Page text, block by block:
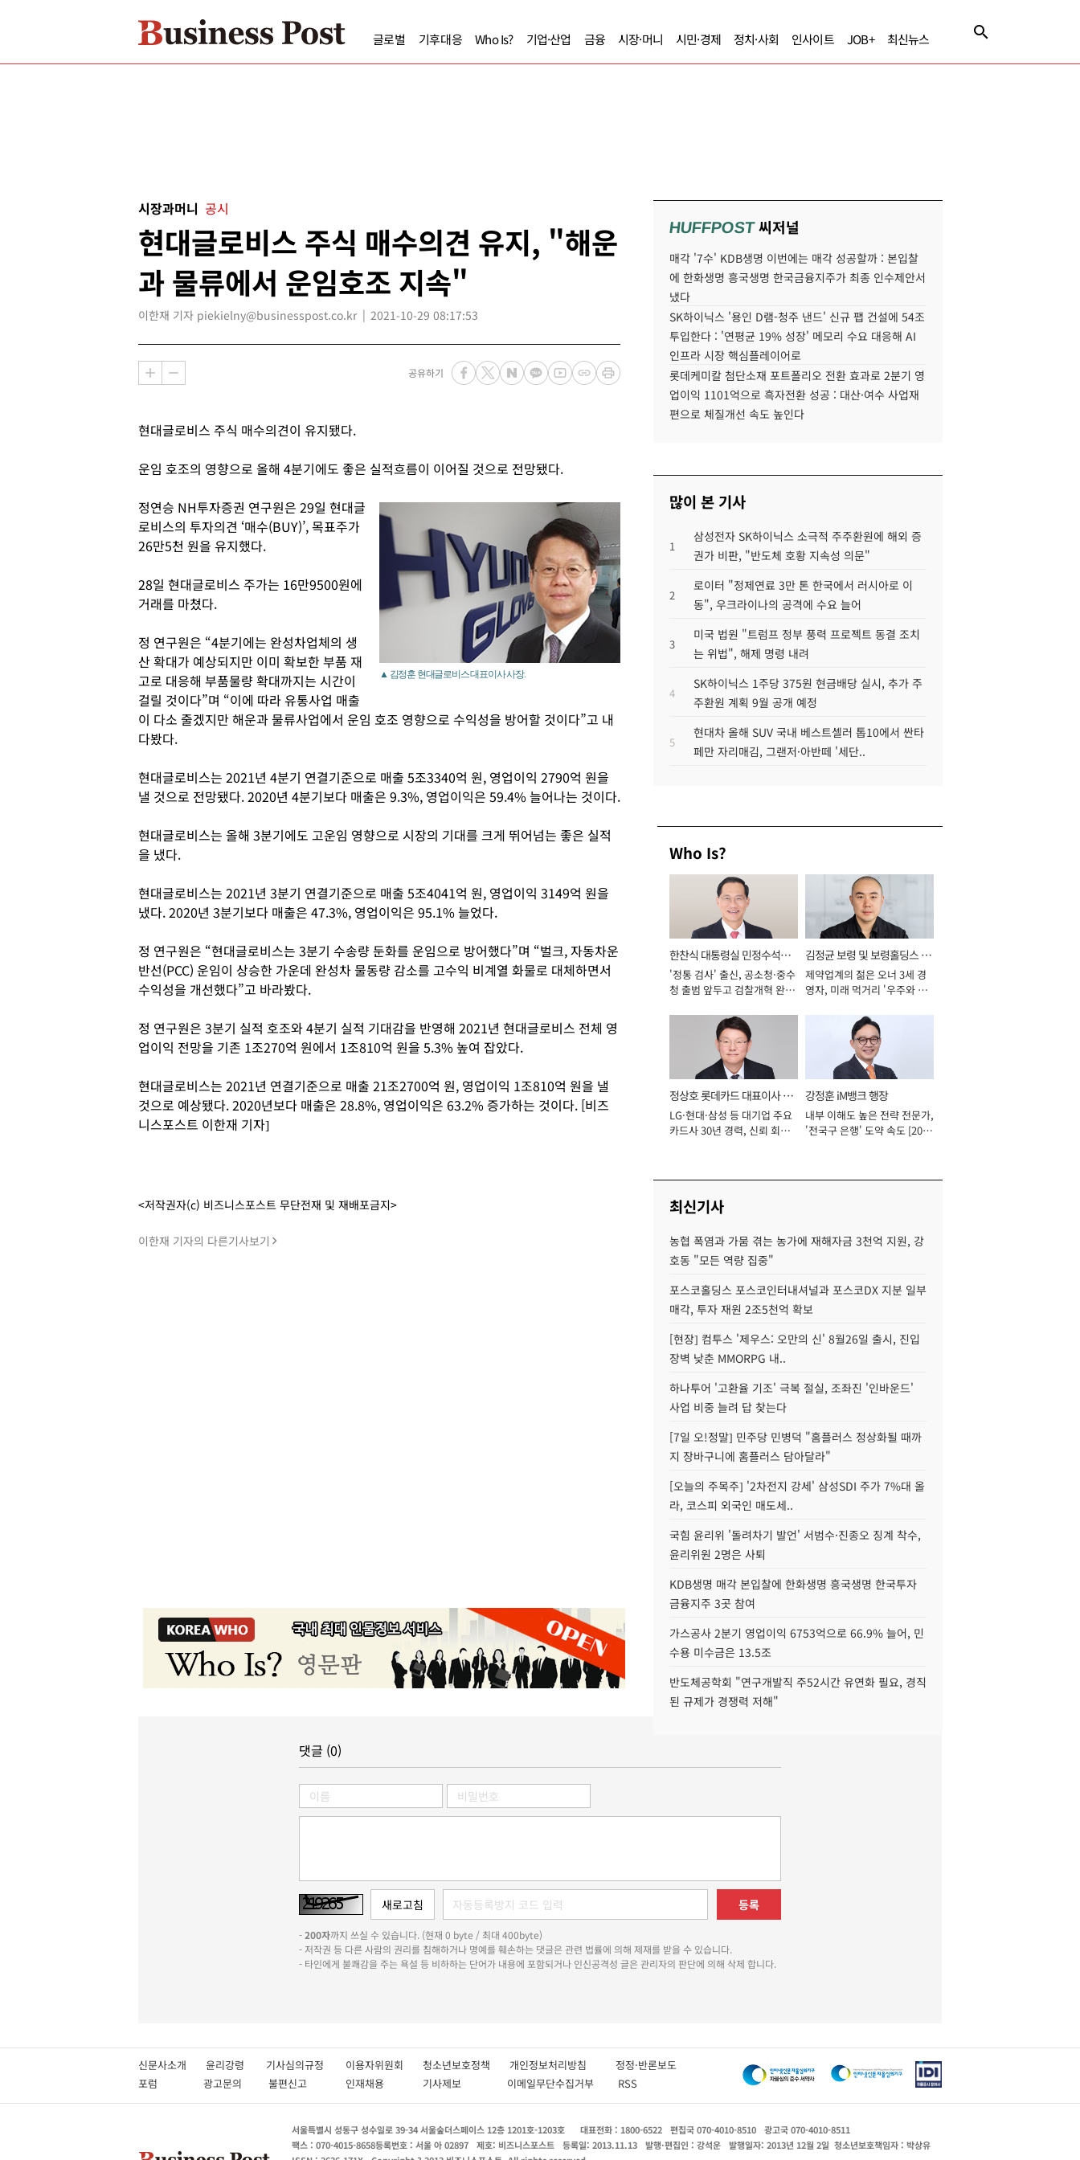
글로벌 기후대응 Who Is? 기업·산업 금융 시장·머니 시민·경제 정치·사회 인사이트 JOB+ 최신뉴스
시장과머니 공시
현대글로비스 주식 매수의견 유지, "해운
과 물류에서 운임호조 지속"
이한재 기자 piekielny@businesspost.co.kr 2021-10-29 08:17:53
공유하기
현대글로비스 주식 매수의견이 유지됐다.
운임 호조의 영향으로 올해 4분기에도 좋은 실적흐름이 이어질 것으로 전망됐다.
▲ 김정훈 현대글로비스 대표이사 사장.
정연승 NH투자증권 연구원은 29일 현대글
로비스의 투자의견 ‘매수(BUY)’, 목표주가
26만5천 원을 유지했다.
28일 현대글로비스 주가는 16만9500원에
거래를 마쳤다.
정 연구원은 “4분기에는 완성차업체의 생
산 확대가 예상되지만 이미 확보한 부품 재
고로 대응해 부품물량 확대까지는 시간이
걸릴 것이다”며 “이에 따라 유통사업 매출
이 다소 줄겠지만 해운과 물류사업에서 운임 호조 영향으로 수익성을 방어할 것이다”고 내
다봤다.
현대글로비스는 2021년 4분기 연결기준으로 매출 5조3340억 원, 영업이익 2790억 원을
낼 것으로 전망됐다. 2020년 4분기보다 매출은 9.3%, 영업이익은 59.4% 늘어나는 것이다.
현대글로비스는 올해 3분기에도 고운임 영향으로 시장의 기대를 크게 뛰어넘는 좋은 실적
을 냈다.
현대글로비스는 2021년 3분기 연결기준으로 매출 5조4041억 원, 영업이익 3149억 원을
냈다. 2020년 3분기보다 매출은 47.3%, 영업이익은 95.1% 늘었다.
정 연구원은 “현대글로비스는 3분기 수송량 둔화를 운임으로 방어했다”며 “벌크, 자동차운
반선(PCC) 운임이 상승한 가운데 완성차 물동량 감소를 고수익 비계열 화물로 대체하면서
수익성을 개선했다”고 바라봤다.
정 연구원은 3분기 실적 호조와 4분기 실적 기대감을 반영해 2021년 현대글로비스 전체 영
업이익 전망을 기존 1조270억 원에서 1조810억 원을 5.3% 높여 잡았다.
현대글로비스는 2021년 연결기준으로 매출 21조2700억 원, 영업이익 1조810억 원을 낼
것으로 예상됐다. 2020년보다 매출은 28.8%, 영업이익은 63.2% 증가하는 것이다. [비즈
니스포스트 이한재 기자]
<저작권자(c) 비즈니스포스트 무단전재 및 재배포금지>
이한재 기자의 다른기사보기
HUFFPOST씨저널
매각 '7수' KDB생명 이번에는 매각 성공할까 : 본입찰
에 한화생명 흥국생명 한국금융지주가 최종 인수제안서
냈다
SK하이닉스 '용인 D램-청주 낸드' 신규 팹 건설에 54조
투입한다 : '연평균 19% 성장' 메모리 수요 대응해 AI
인프라 시장 핵심플레이어로
롯데케미칼 첨단소재 포트폴리오 전환 효과로 2분기 영
업이익 1101억으로 흑자전환 성공 : 대산·여수 사업재
편으로 체질개선 속도 높인다
많이 본 기사
1
삼성전자 SK하이닉스 소극적 주주환원에 해외 증
권가 비판, "반도체 호황 지속성 의문"
2
로이터 "정제연료 3만 톤 한국에서 러시아로 이
동", 우크라이나의 공격에 수요 늘어
3
미국 법원 "트럼프 정부 풍력 프로젝트 동결 조치
는 위법", 해제 명령 내려
4
SK하이닉스 1주당 375원 현금배당 실시, 추가 주
주환원 계획 9월 공개 예정
5
현대차 올해 SUV 국내 베스트셀러 톱10에서 싼타
페만 자리매김, 그랜저·아반떼 '세단..
Who Is?
한찬식 대통령실 민정수석비
서관
'정통 검사' 출신, 공소청·중수
청 출범 앞두고 검찰개혁 완수
김정균 보령 및 보령홀딩스 대
표이사 사장
제약업계의 젊은 오너 3세 경
영자, 미래 먹거리 '우주와 헬
정상호 롯데카드 대표이사 사
장
LG·현대·삼성 등 대기업 주요
카드사 30년 경력, 신뢰 회복
강정훈 iM뱅크 행장
내부 이해도 높은 전략 전문가,
'전국구 은행' 도약 속도 [2026
최신기사
농협 폭염과 가뭄 겪는 농가에 재해자금 3천억 지원, 강
호동 "모든 역량 집중"
포스코홀딩스 포스코인터내셔널과 포스코DX 지분 일부
매각, 투자 재원 2조5천억 확보
[현장] 컴투스 '제우스: 오만의 신' 8월26일 출시, 진입
장벽 낮춘 MMORPG 내..
하나투어 '고환율 기조' 극복 절실, 조좌진 '인바운드'
사업 비중 늘려 답 찾는다
[7일 오!정말] 민주당 민병덕 "홈플러스 정상화될 때까
지 장바구니에 홈플러스 담아달라"
[오늘의 주목주] '2차전지 강세' 삼성SDI 주가 7%대 올
라, 코스피 외국인 매도세..
국힘 윤리위 '돌려차기 발언' 서범수·진종오 징계 착수,
윤리위원 2명은 사퇴
KDB생명 매각 본입찰에 한화생명 흥국생명 한국투자
금융지주 3곳 참여
가스공사 2분기 영업이익 6753억으로 66.9% 늘어, 민
수용 미수금은 13.5조
반도체공학회 "연구개발직 주52시간 유연화 필요, 경직
된 규제가 경쟁력 저해"
댓글 (0)
등록
-200자까지 쓰실 수 있습니다. (현재 0 byte / 최대 400byte)
- 저작권 등 다른 사람의 권리를 침해하거나 명예를 훼손하는 댓글은 관련 법률에 의해 제재를 받을 수 있습니다.
- 타인에게 불쾌감을 주는 욕설 등 비하하는 단어가 내용에 포함되거나 인신공격성 글은 관리자의 판단에 의해 삭제 합니다.
신문사소개 윤리강령 기사심의규정 이용자위원회 청소년보호정책 개인정보처리방침 정정·반론보도
포럼
광고문의 불편신고 인재채용 기사제보 이메일무단수집거부 RSS
서울특별시 성동구 성수일로 39-34 서울숲더스페이스 12층 1201호-1203호 대표전화 : 1800-6522 편집국 070-4010-8510
광고국 070-4010-8511
팩스 : 070-4015-8658등록번호 : 서울 아 02897 제호: 비즈니스포스트 등록일: 2013.11.13 발행·편집인 : 강석운 발행일자: 2013년 12월 2일 청소년보호책임자 : 박상유